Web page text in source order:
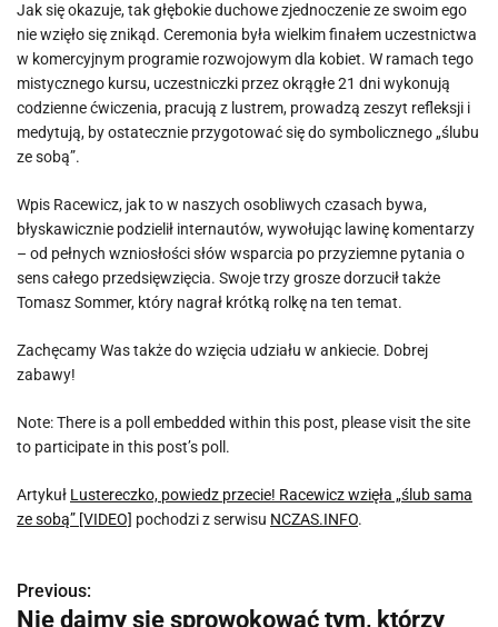
Jak się okazuje, tak głębokie duchowe zjednoczenie ze swoim ego
nie wzięło się znikąd. Ceremonia była wielkim finałem uczestnictwa
w komercyjnym programie rozwojowym dla kobiet. W ramach tego
mistycznego kursu, uczestniczki przez okrągłe 21 dni wykonują
codzienne ćwiczenia, pracują z lustrem, prowadzą zeszyt refleksji i
medytują, by ostatecznie przygotować się do symbolicznego „ślubu
ze sobą”.
Wpis Racewicz, jak to w naszych osobliwych czasach bywa,
błyskawicznie podzielił internautów, wywołując lawinę komentarzy
– od pełnych wzniosłości słów wsparcia po przyziemne pytania o
sens całego przedsięwzięcia. Swoje trzy grosze dorzucił także
Tomasz Sommer, który nagrał krótką rolkę na ten temat.
Zachęcamy Was także do wzięcia udziału w ankiecie. Dobrej
zabawy!
Note: There is a poll embedded within this post, please visit the site
to participate in this post’s poll.
Artykuł Lustereczko, powiedz przecie! Racewicz wzięła „ślub sama
ze sobą” [VIDEO] pochodzi z serwisu NCZAS.INFO.
N
Previous:
Nie dajmy się sprowokować tym, którzy